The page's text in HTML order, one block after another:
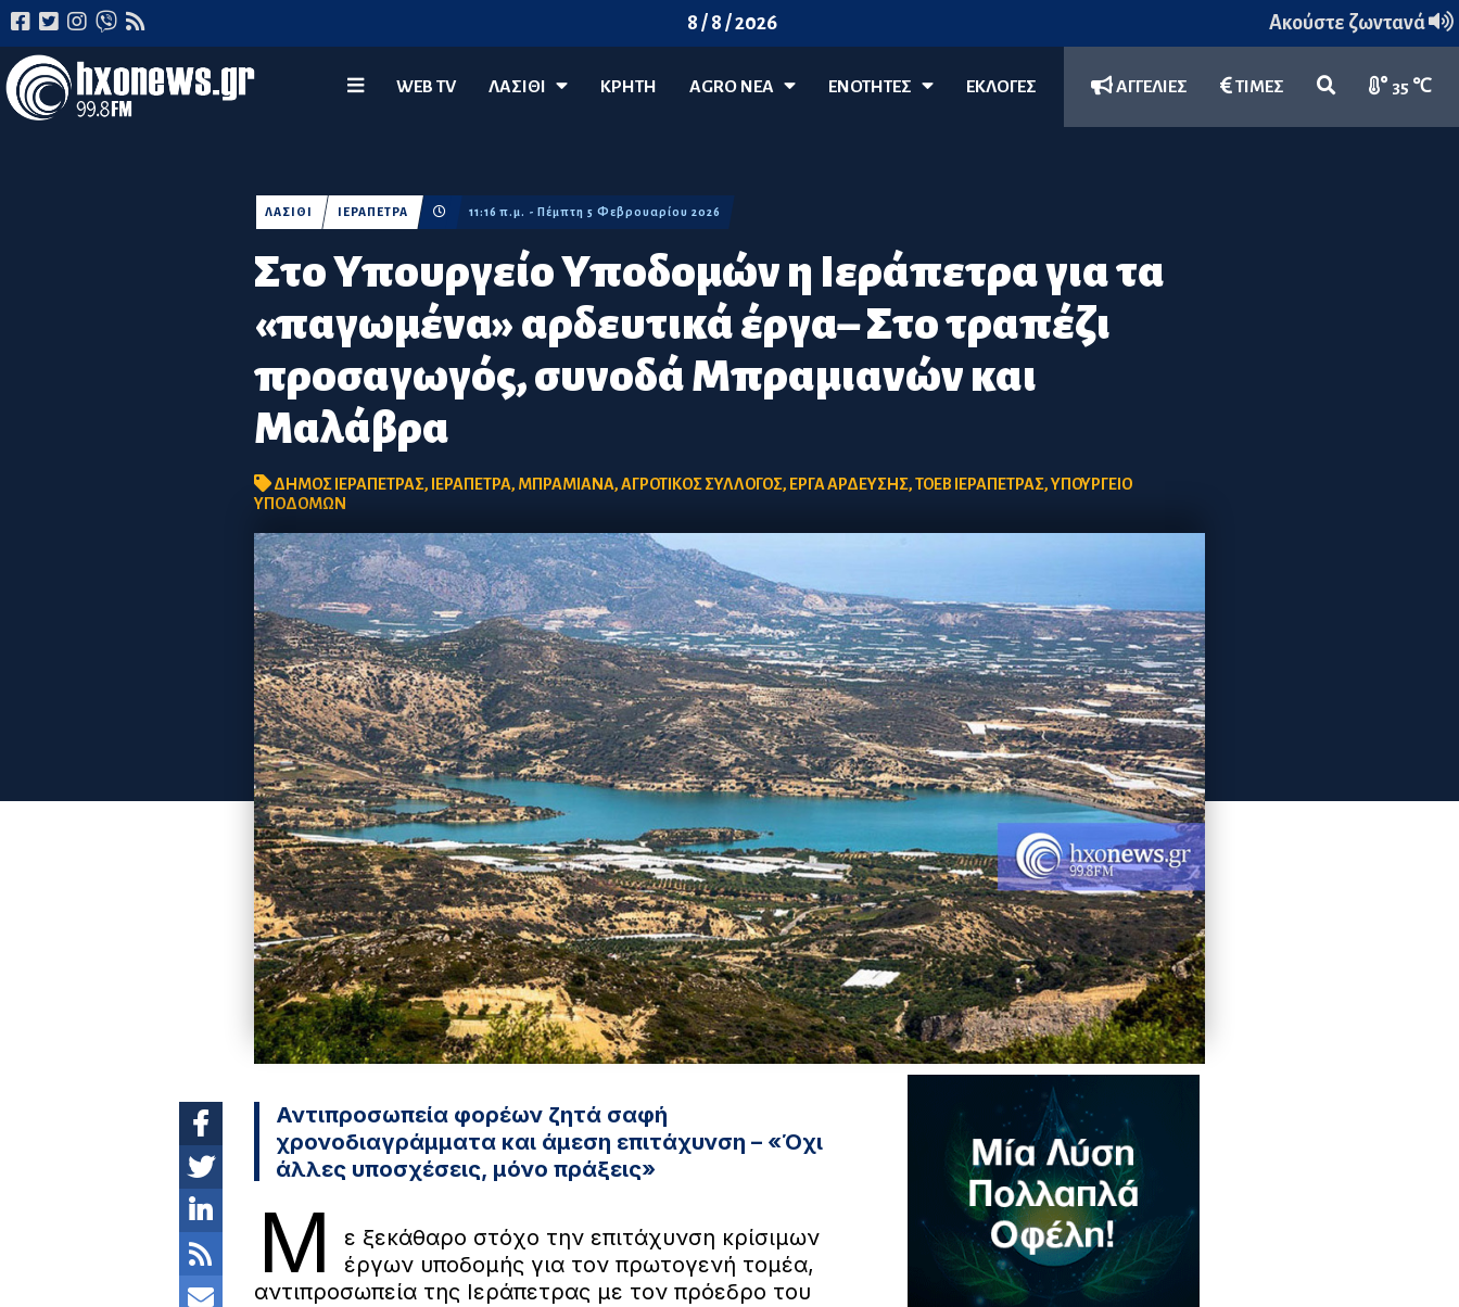
8 / 8 / 2026 Ακούστε ζωντανά
WEB TV ΛΑΣΊΘΙ ΚΡΗΤΗ AGRO ΝΈΑ ΕΝΟΤΗΤΕΣ ΕΚΛΟΓΕΣ ΑΓΓΕΛΙΕΣ ΤΙΜΕΣ 35 ℃
Στο Υπουργείο Υποδομών η Ιεράπετρα για τα
«παγωμένα» αρδευτικά έργα– Στο τραπέζι
προσαγωγός, συνοδά Μπραμιανών και
Μαλάβρα
ΛΑΣΙΘΙ ΙΕΡΑΠΕΤΡΑ 11:16 π.μ. - Πέμπτη 5 Φεβρουαρίου 2026
ΔΗΜΟΣ ΙΕΡΑΠΕΤΡΑΣ, ΙΕΡΑΠΕΤΡΑ, ΜΠΡΑΜΙΑΝΑ,ΑΓΡΟΤΙΚΟΣ ΣΥΛΛΟΓΟΣ, ΕΡΓΑ ΑΡΔΕΥΣΗΣ,ΤΟΕΒ ΙΕΡΑΠΕΤΡΑΣ,ΥΠΟΥΡΓΕΙΟ
ΥΠΟΔΟΜΩΝ
Αντιπροσωπεία φορέων ζητά σαφή
χρονοδιαγράμματα και άμεση επιτάχυνση – «Όχι
άλλες υποσχέσεις, μόνο πράξεις»
Μ
ε ξεκάθαρο στόχο την επιτάχυνση κρίσιμων
έργων υποδομής για τον πρωτογενή τομέα,
αντιπροσωπεία της Ιεράπετρας με τον πρόεδρο του